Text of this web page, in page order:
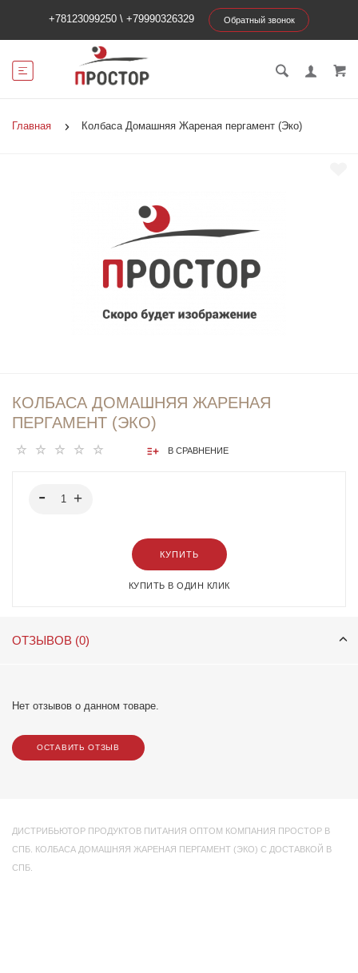
+78123099250 \ +79990326329 Обратный звонок
Главная Колбаса Домашняя Жареная пергамент (Эко)
КОЛБАСА ДОМАШНЯЯ ЖАРЕНАЯ
ПЕРГАМЕНТ (ЭКО)
В СРАВНЕНИЕ
КУПИТЬ
КУПИТЬ В ОДИН КЛИК
ОТЗЫВОВ (0)
Нет отзывов о данном товаре.
ОСТАВИТЬ ОТЗЫВ
ДИСТРИБЬЮТОР ПРОДУКТОВ ПИТАНИЯ ОПТОМ КОМПАНИЯ ПРОСТОР В
СПБ. КОЛБАСА ДОМАШНЯЯ ЖАРЕНАЯ ПЕРГАМЕНТ (ЭКО) С ДОСТАВКОЙ В
СПБ.